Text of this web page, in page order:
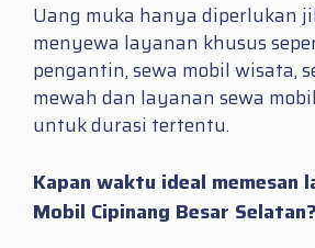
Uang muka hanya diperlukan
menyewa layanan khusus
pengantin, sewa mobil wisata,
mewah dan layanan sewa
untuk durasi tertentu.
Kapan waktu ideal memesan
Mobil Cipinang Besar Selatan?